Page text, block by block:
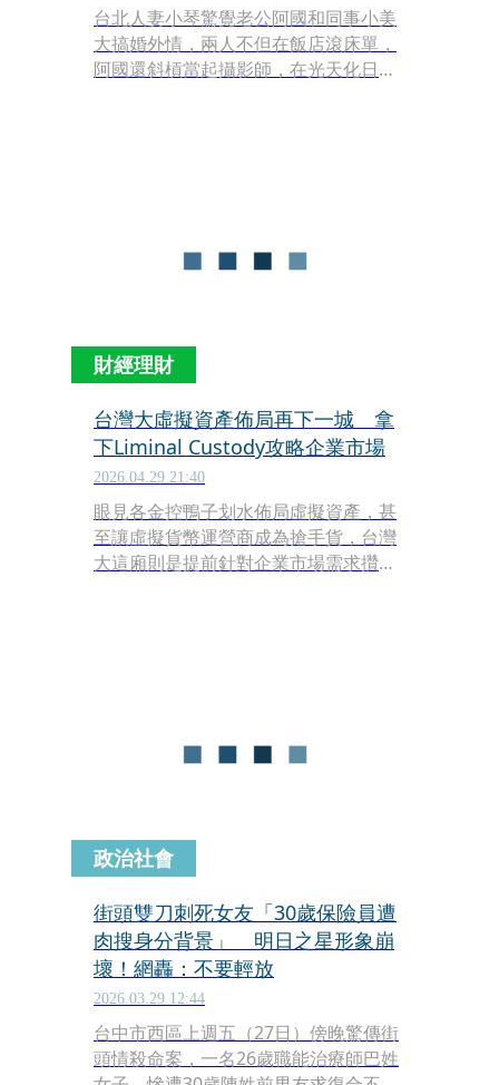
台北人妻小琴驚覺老公阿國和同事小美
大搞婚外情，兩人不但在飯店滾床單，
阿國還斜槓當起攝影師，在光天化日下
財經理財
台灣大虛擬資產佈局再下一城 拿
下Liminal Custody攻略企業市場
2026.04.29 21:40
眼見各金控鴨子划水佈局虛擬資產，甚
至讓虛擬貨幣運營商成為搶手貨，台灣
大這廂則是提前針對企業市場需求攢資
政治社會
街頭雙刀刺死女友「30歲保險員遭
肉搜身分背景」 明日之星形象崩
壞！網轟：不要輕放
2026.03.29 12:44
台中市西區上週五（27日）傍晚驚傳街
頭情殺命案，一名26歲職能治療師巴姓